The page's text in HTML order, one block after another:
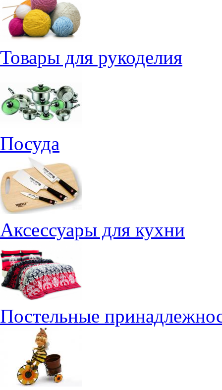
Товары для рукоделия
Посуда
Аксессуары для кухни
Постельные